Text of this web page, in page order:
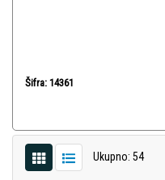
Šifra: 14361
Ukupno: 54